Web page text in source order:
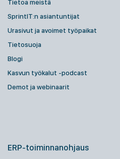
Tietoa meistä
SprintIT:n asiantuntijat
Urasivut ja avoimet työpaikat
Tietosuoja
Blogi
Kasvun työkalut -podcast
Demot ja webinaarit
ERP-toiminnanohjaus